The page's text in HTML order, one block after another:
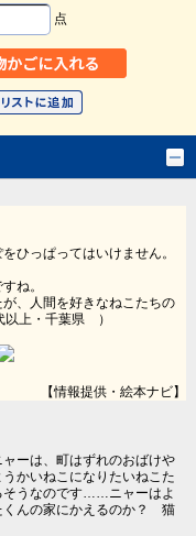
点
ひっぱってはいけません。
ね。
、人間を好きなねこたちの
以上・千葉県 ）
【情報提供・絵本ナビ】
ーは、町はずれのおばけや
かいねこになりたいねこた
そうなのです……ニャーはよ
くんの家にかえるのか？ 猫